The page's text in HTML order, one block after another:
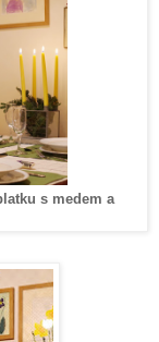
s medem a